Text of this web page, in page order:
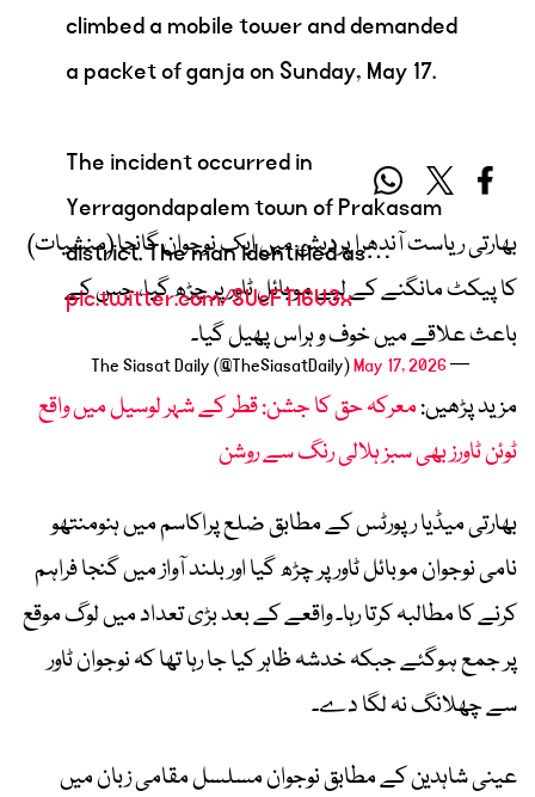
climbed a mobile tower and demanded
a packet of ganja on Sunday, May 17.
The incident occurred in
Yerragondapalem town of Prakasam
district. The man identified as…
pic.twitter.com/SUcFTi6V3x
— The Siasat Daily (@TheSiasatDaily)
May 17, 2026
بھارتی ریاست آندھرا پردیش میں ایک نوجوان گانجا (منشیات)
کا پیکٹ مانگنے کے لیے موبائل ٹاور پر چڑھ گیا، جس کے
باعث علاقے میں خوف و ہراس پھیل گیا۔
مزید پڑھیں:معرکہ حق کا جشن: قطر کے شہر لوسیل میں واقع
ٹوئن ٹاورز بھی سبز ہلالی رنگ سے روشن
بھارتی میڈیا رپورٹس کے مطابق ضلع پراکاسم میں ہنومنتھو
نامی نوجوان موبائل ٹاور پر چڑھ گیا اور بلند آواز میں گنجا فراہم
کرنے کا مطالبہ کرتا رہا۔ واقعے کے بعد بڑی تعداد میں لوگ موقع
پر جمع ہوگئے جبکہ خدشہ ظاہر کیا جا رہا تھا کہ نوجوان ٹاور
سے چھلانگ نہ لگا دے۔
عینی شاہدین کے مطابق نوجوان مسلسل مقامی زبان میں